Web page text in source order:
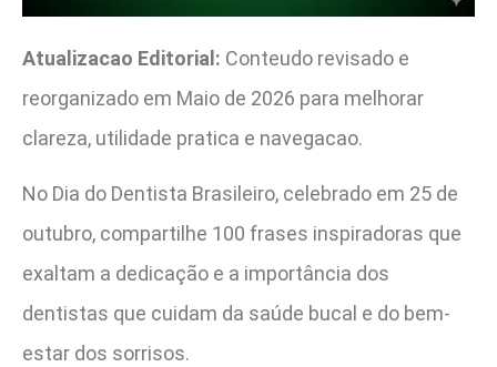
Atualizacao Editorial: Conteudo revisado e
reorganizado em Maio de 2026 para melhorar
clareza, utilidade pratica e navegacao.
No Dia do Dentista Brasileiro, celebrado em 25 de
outubro, compartilhe 100 frases inspiradoras que
exaltam a dedicação e a importância dos
dentistas que cuidam da saúde bucal e do bem-
estar dos sorrisos.